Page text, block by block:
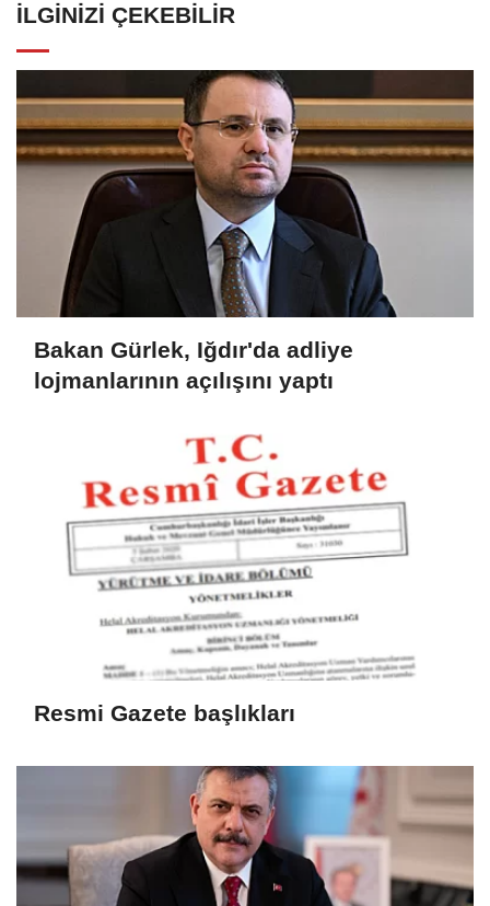
İLGINIZI ÇEKEBILIR
Bakan Gürlek, Iğdır'da adliye
lojmanlarının açılışını yaptı
Resmi Gazete başlıkları